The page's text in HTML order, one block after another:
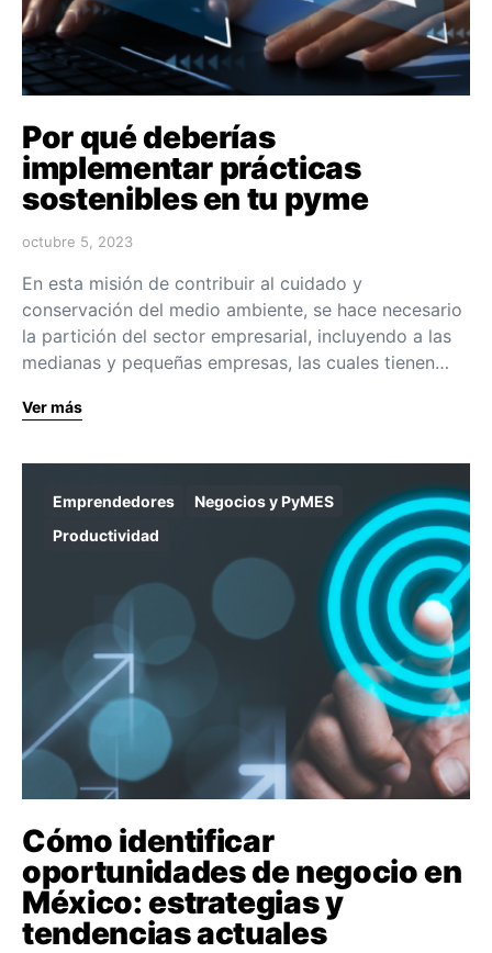
Por qué deberías
implementar prácticas
sostenibles en tu pyme
octubre 5, 2023
En esta misión de contribuir al cuidado y
conservación del medio ambiente, se hace necesario
la partición del sector empresarial, incluyendo a las
medianas y pequeñas empresas, las cuales tienen…
Ver más
Emprendedores
Negocios y PyMES
Productividad
Cómo identificar
oportunidades de negocio en
México: estrategias y
tendencias actuales